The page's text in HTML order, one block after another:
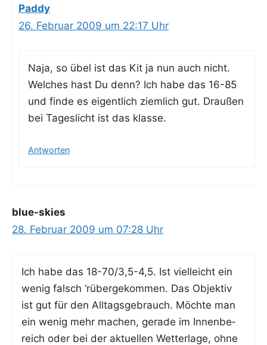
Paddy
26. Februar 2009 um 22:17 Uhr
Naja, so übel ist das Kit ja nun auch nicht.
Wel­ches hast Du denn? Ich habe das 16-85
und fin­de es eigent­lich ziem­lich gut. Drau­ßen
bei Tages­licht ist das klasse.
Antworten
blue-skies
28. Februar 2009 um 07:28 Uhr
Ich habe das 18-70/3,5-4,5. Ist viel­leicht ein
wenig falsch ‘rüber­ge­kom­men. Das Objek­tiv
ist gut für den All­tags­ge­brauch. Möch­te man
ein wenig mehr machen, gera­de im Innen­be­
reich oder bei der aktu­el­len Wet­ter­la­ge, ohne